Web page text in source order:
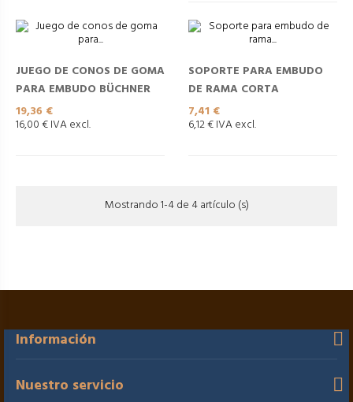
JUEGO DE CONOS DE GOMA
PARA EMBUDO BÜCHNER
Precio
19,36 €
16,00 € IVA excl.
SOPORTE PARA EMBUDO
DE RAMA CORTA
Precio
7,41 €
6,12 € IVA excl.
Mostrando 1-4 de 4 artículo (s)
Información
Nuestro servicio